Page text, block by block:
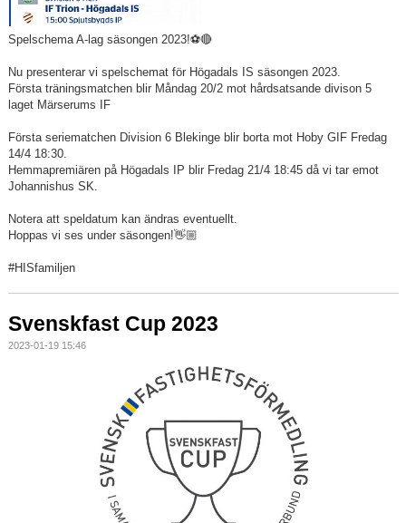
Spelschema A-lag säsongen 2023!⚽️🔴
Nu presenterar vi spelschemat för Högadals IS säsongen 2023.
Första träningsmatchen blir Måndag 20/2 mot hårdsatsande divison 5
laget Märserums IF
Första seriematchen Division 6 Blekinge blir borta mot Hoby GIF Fredag
14/4 18:30.
Hemmapremiären på Högadals IP blir Fredag 21/4 18:45 då vi tar emot
Johannishus SK.
Notera att speldatum kan ändras eventuellt.
Hoppas vi ses under säsongen!👋🏼
#HISfamiljen
Svenskfast Cup 2023
2023-01-19 15:46